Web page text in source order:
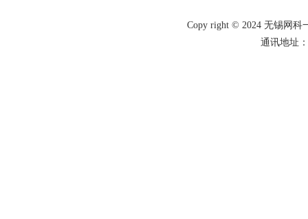
Copy right © 2024 无锡网科
通讯地址